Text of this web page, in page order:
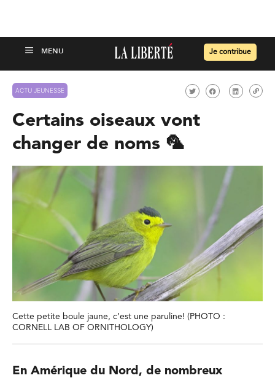
Je contribue
ACTU JEUNESSE
Certains oiseaux vont
changer de noms 🦜
Cette petite boule jaune, c’est une paruline! (PHOTO :
CORNELL LAB OF ORNITHOLOGY)
En Amérique du Nord, de nombreux